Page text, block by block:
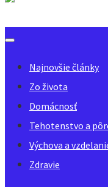
Najnovšie články
Zo života
Domácnosť
Tehotenstvo a
Výchova a
Zdravie